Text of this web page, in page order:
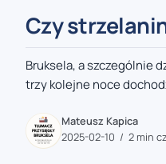
zaobserwuj nas
zaobserwuj nas
Czy
Bruksela, a szczególnie
trzy kolejne noce
Mateusz Kapica
2025-02-10
2 min